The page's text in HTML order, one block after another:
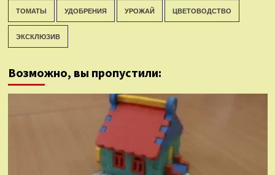
ТОМАТЫ УДОБРЕНИЯ УРОЖАЙ ЦВЕТОВОДСТВО
ЭКСКЛЮЗИВ
Возможно, вы пропустили: